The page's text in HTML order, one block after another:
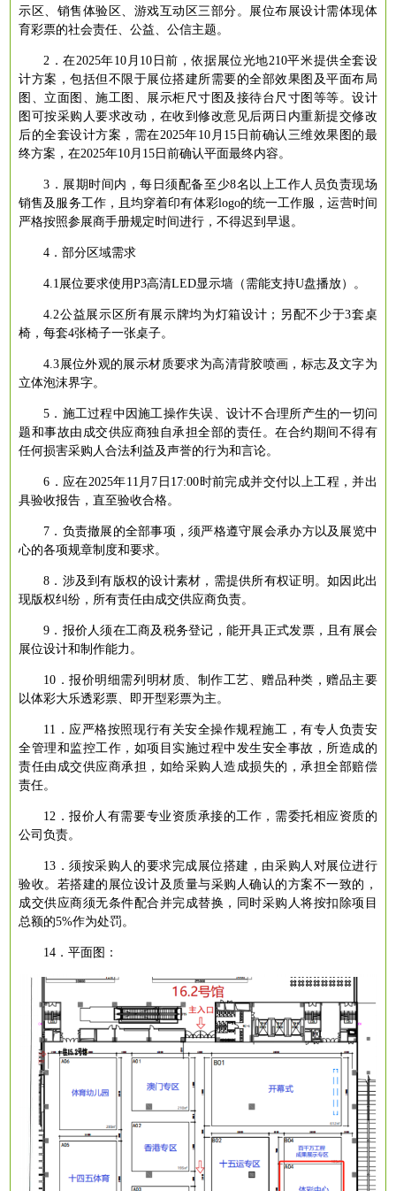
示区、销售体验区、游戏互动区三部分。展位布展设计需体现体
育彩票的社会责任、公益、公信主题。
2．在2025年10月10日前，依据展位光地210平米提供全套设
计方案，包括但不限于展位搭建所需要的全部效果图及平面布局
图、立面图、施工图、展示柜尺寸图及接待台尺寸图等等。设计
图可按采购人要求改动，在收到修改意见后两日内重新提交修改
后的全套设计方案，需在2025年10月15日前确认三维效果图的最
终方案，在2025年10月15日前确认平面最终内容。
3．展期时间内，每日须配备至少8名以上工作人员负责现场
销售及服务工作，且均穿着印有体彩logo的统一工作服，运营时间
严格按照参展商手册规定时间进行，不得迟到早退。
4．部分区域需求
4.1展位要求使用P3高清LED显示墙（需能支持U盘播放）。
4.2公益展示区所有展示牌均为灯箱设计；另配不少于3套桌
椅，每套4张椅子一张桌子。
4.3展位外观的展示材质要求为高清背胶喷画，标志及文字为
立体泡沫界字。
5．施工过程中因施工操作失误、设计不合理所产生的一切问
题和事故由成交供应商独自承担全部的责任。在合约期间不得有
任何损害采购人合法利益及声誉的行为和言论。
6．应在2025年11月7日17:00时前完成并交付以上工程，并出
具验收报告，直至验收合格。
7．负责撤展的全部事项，须严格遵守展会承办方以及展览中
心的各项规章制度和要求。
8．涉及到有版权的设计素材，需提供所有权证明。如因此出
现版权纠纷，所有责任由成交供应商负责。
9．报价人须在工商及税务登记，能开具正式发票，且有展会
展位设计和制作能力。
10．报价明细需列明材质、制作工艺、赠品种类，赠品主要
以体彩大乐透彩票、即开型彩票为主。
11．应严格按照现行有关安全操作规程施工，有专人负责安
全管理和监控工作，如项目实施过程中发生安全事故，所造成的
责任由成交供应商承担，如给采购人造成损失的，承担全部赔偿
责任。
12．报价人有需要专业资质承接的工作，需委托相应资质的
公司负责。
13．须按采购人的要求完成展位搭建，由采购人对展位进行
验收。若搭建的展位设计及质量与采购人确认的方案不一致的，
成交供应商须无条件配合并完成替换，同时采购人将按扣除项目
总额的5%作为处罚。
14．平面图：